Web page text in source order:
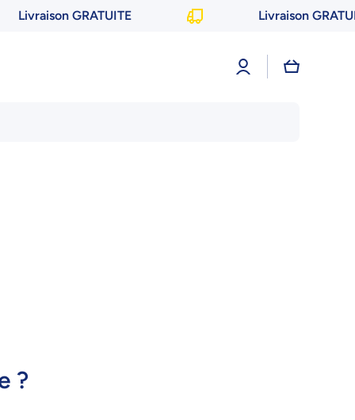
Livraison GRATUITE Livraison
ConnexionPanier
?